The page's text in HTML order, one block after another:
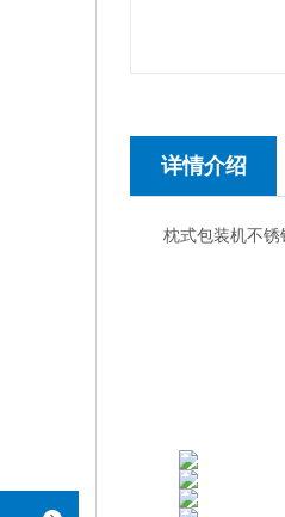
详情介绍
枕式包装机不锈